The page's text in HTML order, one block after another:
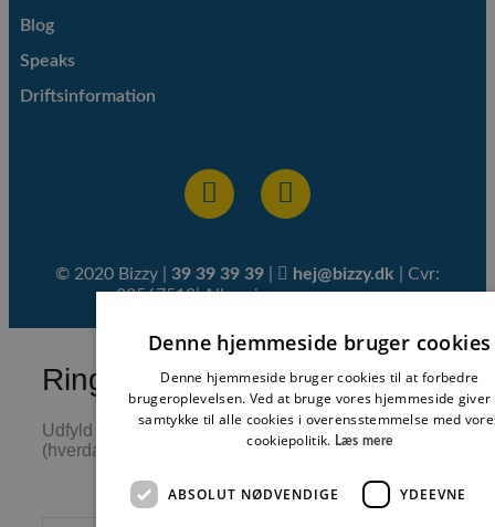
Blog
Speaks
Driftsinformation
© 2020 Bizzy | 39 39 39 39 hej@bizzy.dk | Cvr:
82567518| Alle priser er ex. moms
Ring mig op
Udfyld disse felter og vi ringer dig op hurtigst muligt
(hverdage mellem 8 til 16)
Denne hjemmeside bruger cookies
Denne hjemmeside bruger cookies til at forbedre
brugeroplevelsen. Ved at bruge vores hjemmeside giver
samtykke til alle cookies i overensstemmelse med
cookiepolitik. Læs mere
ABSOLUT NØDVENDIGE YDEEVNE